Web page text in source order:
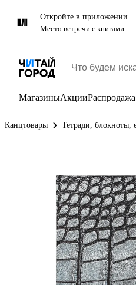
Откройте в приложении
Место встречи с книгами
МагазиныАкцииРаспродажа
Канцтовары Тетради, блокноты,